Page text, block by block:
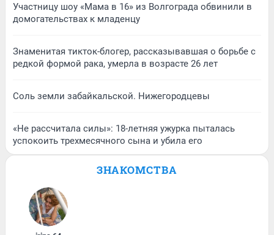
Участницу шоу «Мама в 16» из Волгограда обвинили в
домогательствах к младенцу
Знаменитая тикток-блогер, рассказывавшая о борьбе с
редкой формой рака, умерла в возрасте 26 лет
Соль земли забайкальской. Нижегородцевы
«Не рассчитала силы»: 18-летняя ужурка пыталась
успокоить трехмесячного сына и убила его
ЗНАКОМСТВА